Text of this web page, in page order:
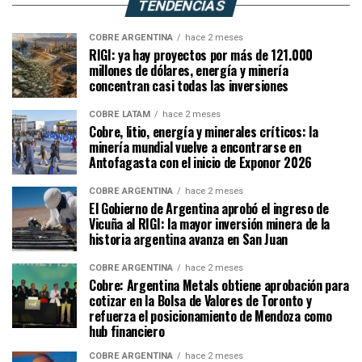
TENDENCIAS
COBRE ARGENTINA hace 2 meses
RIGI: ya hay proyectos por más de 121.000
millones de dólares, energía y minería
concentran casi todas las inversiones
COBRE LATAM hace 2 meses
Cobre, litio, energía y minerales críticos: la
minería mundial vuelve a encontrarse en
Antofagasta con el inicio de Exponor 2026
COBRE ARGENTINA hace 2 meses
El Gobierno de Argentina aprobó el ingreso de
Vicuña al RIGI: la mayor inversión minera de la
historia argentina avanza en San Juan
COBRE ARGENTINA hace 2 meses
Cobre: Argentina Metals obtiene aprobación para
cotizar en la Bolsa de Valores de Toronto y
refuerza el posicionamiento de Mendoza como
hub financiero
COBRE ARGENTINA hace 2 meses